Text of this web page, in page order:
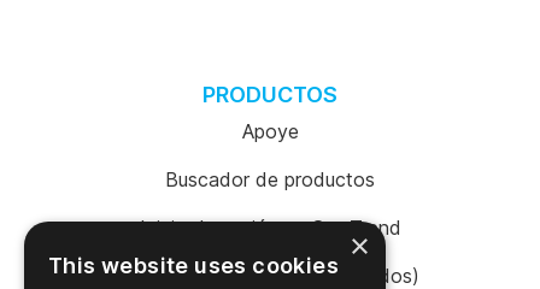
PRODUCTOS
Apoye
Buscador de productos
Inicio de sesión en SureTrend
Tienda en línea (Estados Unidos)
×
This website uses cookies